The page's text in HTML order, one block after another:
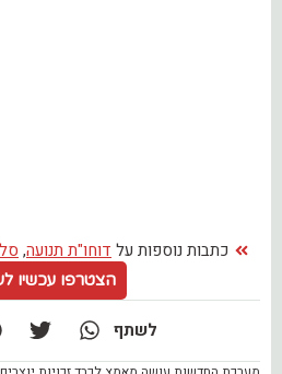
כתבות נוספות על דוחו"ת תנועה,
הצטרפו עכשיו
לשתף